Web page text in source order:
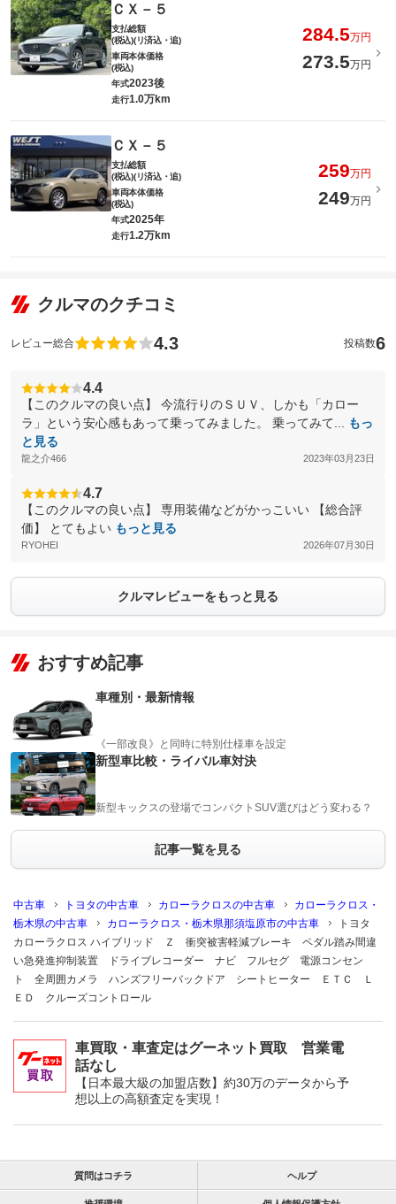
ＣＸ－５
支払総額
(税込)(リ済込・追)
284.5万円
車両本体価格
(税込)
273.5万円
年式2023後
走行1.0万km
ＣＸ－５
支払総額
(税込)(リ済込・追)
259万円
車両本体価格
(税込)
249万円
年式2025年
走行1.2万km
クルマのクチコミ
レビュー総合 4.3 投稿数6
4.4
【このクルマの良い点】 今流行りのＳＵＶ、しかも「カロー
ラ」という安心感もあって乗ってみました。 乗ってみて...
もっ
と見る
龍之介466 2023年03月23日
4.7
【このクルマの良い点】 専用装備などがかっこいい 【総合評
価】 とてもよい もっと見る
RYOHEI 2026年07月30日
クルマレビューをもっと見る
おすすめ記事
車種別・最新情報
《一部改良》と同時に特別仕様車を設定
新型車比較・ライバル車対決
新型キックスの登場でコンパクトSUV選びはどう変わる？
記事一覧を見る
中古車 トヨタの中古車 カローラクロスの中古車
カローラクロス・
栃木県の中古車
カローラクロス・栃木県那須塩原市の中古車
トヨタ
カローラクロス ハイブリッド Ｚ 衝突被害軽減ブレーキ ペダル踏み間違
い急発進抑制装置 ドライブレコーダー ナビ フルセグ 電源コンセン
ト 全周囲カメラ ハンズフリーバックドア シートヒーター ＥＴＣ Ｌ
ＥＤ クルーズコントロール
車買取・車査定はグーネット買取 営業電
話なし
【日本最大級の加盟店数】約30万のデータから予
想以上の高額査定を実現！
質問はコチラ ヘルプ